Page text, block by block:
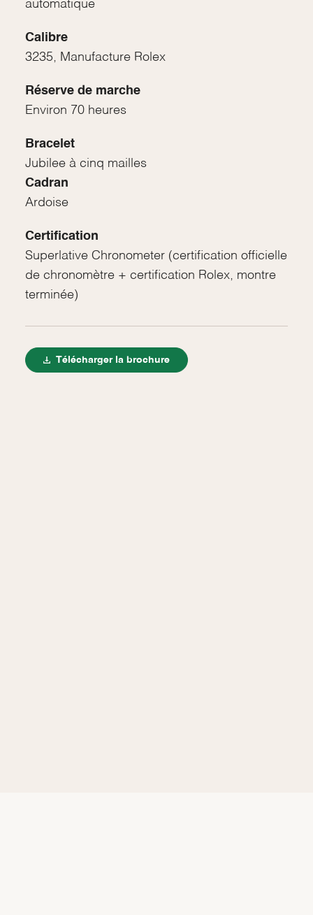
automatique
Calibre
3235, Manufacture Rolex
Réserve de marche
Environ 70 heures
Bracelet
Jubilee à cinq mailles
Cadran
Ardoise
Certification
Superlative Chronometer (certification officielle
de chronomètre + certification Rolex, montre
terminée)
Télécharger la brochure